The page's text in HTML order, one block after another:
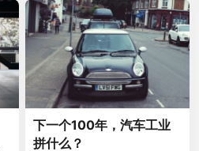
下一个100年，汽车工业
拼什么？